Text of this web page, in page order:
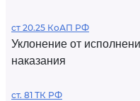
ст 20.25 КоАП РФ
Уклонение от
наказания
ст. 81 ТК РФ